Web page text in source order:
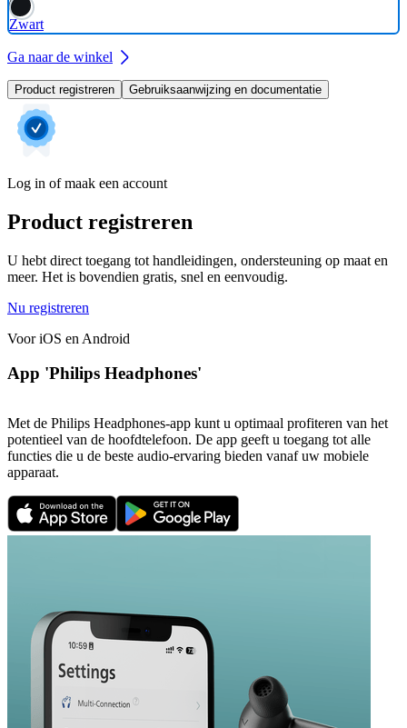
Zwart
Ga naar de winkel
Product registreren Gebruiksaanwijzing en documentatie
Log in of maak een account
Product registreren
U hebt direct toegang tot handleidingen, ondersteuning op maat en
meer. Het is bovendien gratis, snel en eenvoudig.
Nu registreren
Voor iOS en Android
App 'Philips Headphones'
Met de Philips Headphones-app kunt u optimaal profiteren van het
potentieel van de hoofdtelefoon. De app geeft u toegang tot alle
functies die u de beste audio-ervaring bieden vanaf uw mobiele
apparaat.